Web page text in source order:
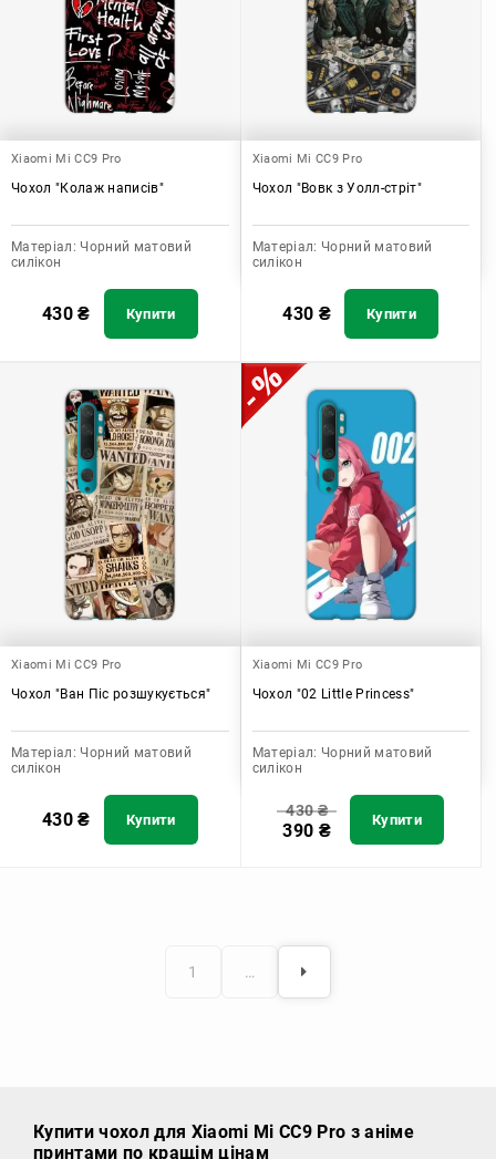
Xiaomi Mi CC9 Pro
Чохол "Колаж написів"
Матеріал: Чорний матовий
силікон
430₴ Купити
Xiaomi Mi CC9 Pro
Чохол "Вовк з Уолл-стріт"
Матеріал: Чорний матовий
силікон
430 ₴ Купити
Xiaomi Mi CC9 Pro
Чохол "Ван Піс розшукується"
Матеріал: Чорний матовий
силікон
430₴ Купити
Xiaomi Mi CC9 Pro
Чохол "02 Little Princess"
Матеріал: Чорний матовий
силікон
430₴
390 ₴ Купити
1 …
Купити чохол для Xiaomi Mi CC9 Pro з аніме
принтами по кращім цінам